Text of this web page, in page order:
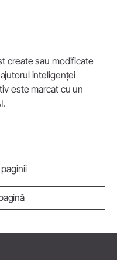
create sau modificate
inteligenței
este marcat cu un